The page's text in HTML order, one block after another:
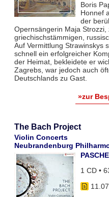
Boris
Honnef
der
Opernsängerin Maja
griechischstämmigen,
Auf Vermittlung Strawinskys
schnell ein erfolgreicher
der Heimat, bekleidete er
Zagrebs, war jedoch auch
Deutschlands zu Gast.
»zur
The Bach Project
Violin Concerts
Neubrandenburg
1 CD •